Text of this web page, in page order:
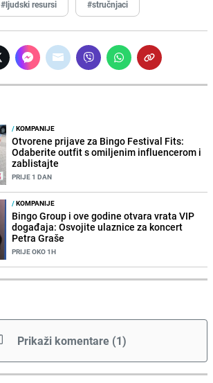
#ljudski resursi #stručnjaci
/KOMPANIJE
Otvorene prijave za Bingo Festival Fits:
Odaberite outfit s omiljenim influencerom i
zablistajte
PRIJE 1 DAN
/KOMPANIJE
Bingo Group i ove godine otvara vrata VIP
događaja: Osvojite ulaznice za koncert
Petra Graše
PRIJE OKO 1H
Prikaži komentare (1)